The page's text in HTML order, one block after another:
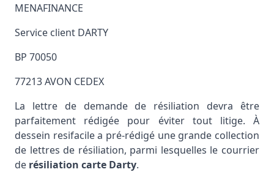
MENAFINANCE
Service client DARTY
BP 70050
77213 AVON CEDEX
La lettre de demande de résiliation devra être
parfaitement rédigée pour éviter tout litige. À
dessein resifacile a pré-rédigé une grande collection
de lettres de résiliation, parmi lesquelles le courrier
de résiliation carte Darty.